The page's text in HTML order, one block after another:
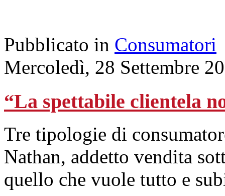
Pubblicato in Consumatori
Mercoledì, 28 Settembre
“La spettabile clientela
Tre tipologie di
Nathan, addetto vendita
quello che vuole tutto e